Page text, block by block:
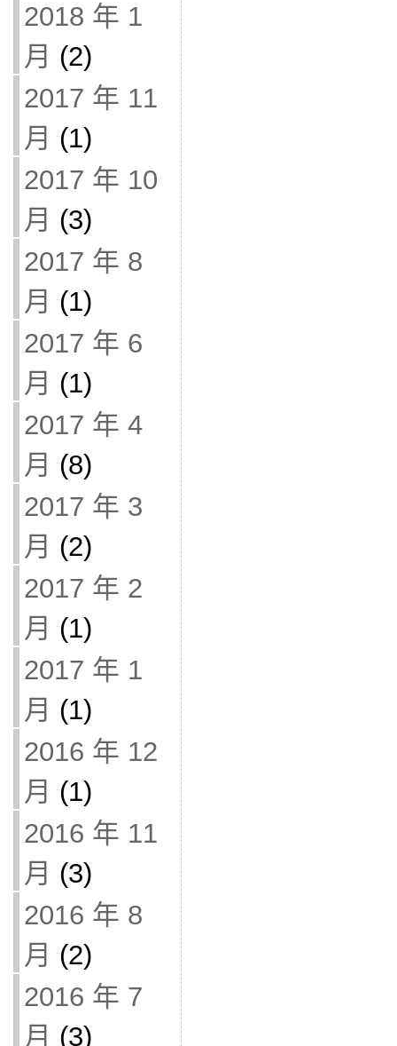
2018 年 1
月 (2)
2017 年 11
月 (1)
2017 年 10
月 (3)
2017 年 8
月 (1)
2017 年 6
月 (1)
2017 年 4
月 (8)
2017 年 3
月 (2)
2017 年 2
月 (1)
2017 年 1
月 (1)
2016 年 12
月 (1)
2016 年 11
月 (3)
2016 年 8
月 (2)
2016 年 7
月 (3)